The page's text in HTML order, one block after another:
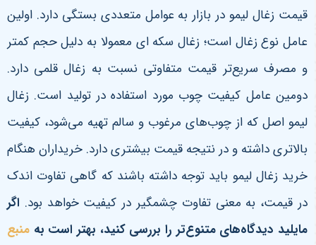
قیمت زغال لیمو در بازار به عوامل متعددی بستگی دارد. اولین
عامل نوع زغال است؛ زغال سکه ای معمولا به دلیل حجم کمتر
و مصرف سریع‌تر قیمت متفاوتی نسبت به زغال قلمی دارد.
دومین عامل کیفیت چوب مورد استفاده در تولید است. زغال
لیمو اصل که از چوب‌های مرغوب و سالم تهیه می‌شود، کیفیت
بالاتری داشته و در نتیجه قیمت بیشتری دارد. خریداران هنگام
خرید زغال لیمو باید توجه داشته باشند که گاهی تفاوت اندک
در قیمت، به معنی تفاوت چشمگیر در کیفیت خواهد بود. اگر
مایلید دیدگاه‌های متنوع‌تر را بررسی کنید، بهتر است به منبع